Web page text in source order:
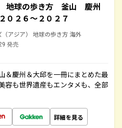
地球の歩き方 釜山 慶州
２６～２０２７
（アジア） 地球の歩き方 海外
発売
＆慶州＆大邱を一冊にまとめた最
容も世界遺産もエンタメも、全部
詳細を見る